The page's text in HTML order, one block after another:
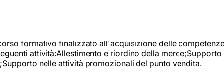
formativo finalizzato all'acquisizione delle
attività:Allestimento e riordino della
nelle attività promozionali del punto vendita.